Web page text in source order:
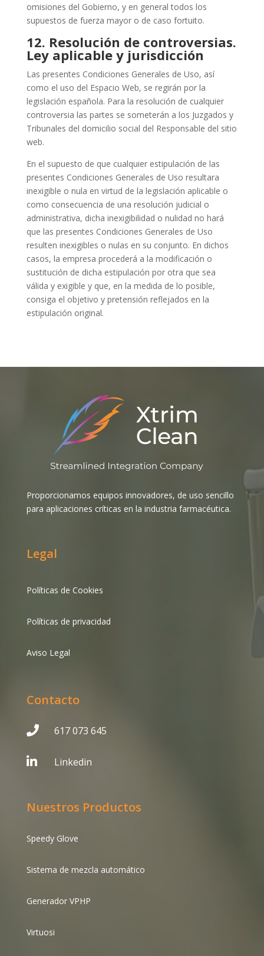
omisiones del Gobierno, y en general todos los
supuestos de fuerza mayor o de caso fortuito.
12. Resolución de controversias.
Ley aplicable y jurisdicción
Las presentes Condiciones Generales de Uso, así
como el uso del Espacio Web, se regirán por la
legislación española. Para la resolución de cualquier
controversia las partes se someterán a los Juzgados y
Tribunales del domicilio social del Responsable del sitio
web.
En el supuesto de que cualquier estipulación de las
presentes Condiciones Generales de Uso resultara
inexigible o nula en virtud de la legislación aplicable o
como consecuencia de una resolución judicial o
administrativa, dicha inexigibilidad o nulidad no hará
que las presentes Condiciones Generales de Uso
resulten inexigibles o nulas en su conjunto. En dichos
casos, la empresa procederá a la modificación o
sustitución de dicha estipulación por otra que sea
válida y exigible y que, en la medida de lo posible,
consiga el objetivo y pretensión reflejados en la
estipulación original.
Proporcionamos equipos innovadores, de uso sencillo
para aplicaciones críticas en la industria farmacéutica.
Legal
Políticas de Cookies
Políticas de privacidad
Aviso Legal
Contacto
 617 073 645
 Linkedin
Nuestros Productos
Speedy Glove
Sistema de mezcla automático
Generador VPHP
Virtuosi